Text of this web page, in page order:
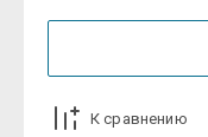
К сравнению